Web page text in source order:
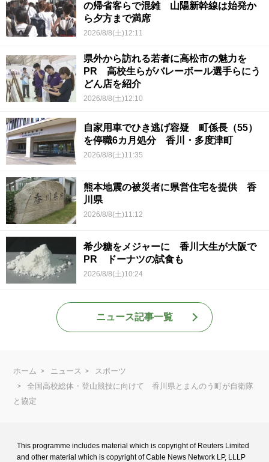
の帰省客らで混雑 山陽新幹線は始発か
ら夕方まで満席
2026/8/8(土)12:11
県外から訪れる若者に高松市の魅力を
PR 高校生らがバレーボール選手らにう
どん店を紹介
2026/8/8(土)12:10
自家用車でひき逃げ容疑 町係長（55）
を停職6カ月処分 香川・多度津町
2026/8/8(土)11:35
熊本地震の被災者に県営住宅を提供 香
川県
2026/8/8(土)11:12
希少糖をメジャーに 香川大生が大阪で
PR ドーナツの試食も
2026/8/8(土)10:24
ニュース記事一覧
ホーム ニュース
スポーツ
全国高校総体・登山競技に向けて 香川県とまんのう町が自衛隊
と協定
This programme includes material which is copyright of Reuters Limited
and other material which is copyright of Cable News Network LP, LLLP